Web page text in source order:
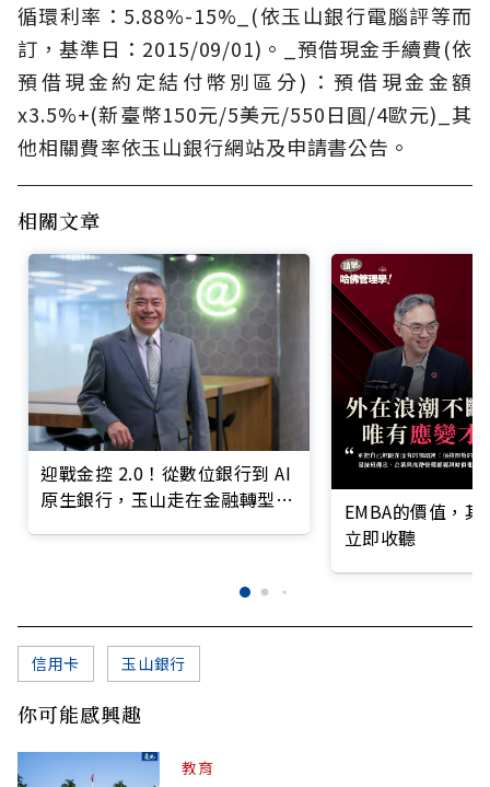
循環利率：5.88%-15%_(依玉山銀行電腦評等而
訂，基準日：2015/09/01)。_預借現金手續費(依
預借現金約定結付幣別區分)：預借現金金額
x3.5%+(新臺幣150元/5美元/550日圓/4歐元)_其
他相關費率依玉山銀行網站及申請書公告。
相關文章
迎戰金控 2.0！從數位銀行到 AI
原生銀行，玉山走在金融轉型最
EMBA的價值，
立即收聽
信用卡 玉山銀行
你可能感興趣
教育